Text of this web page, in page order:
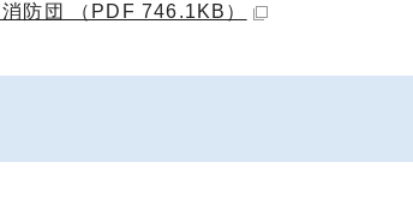
防団 （PDF 746.1KB）